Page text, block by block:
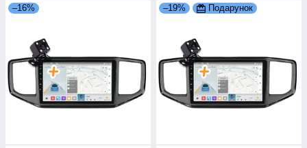
–16% –19% Подарунок